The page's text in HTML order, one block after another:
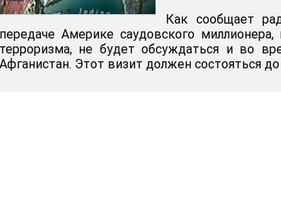
Как сообщает
передаче Америке саудовского
терроризма, не будет обсуждаться и во
Афганистан. Этот визит должен состояться